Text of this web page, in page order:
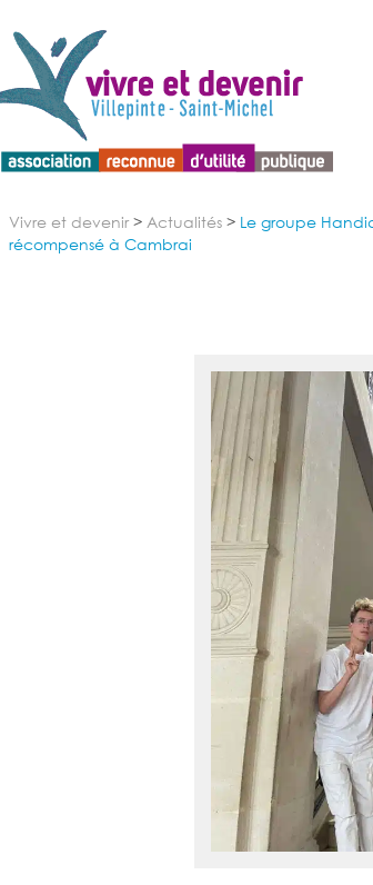
Vivre et devenir > Actualités > Le groupe
récompensé à Cambrai